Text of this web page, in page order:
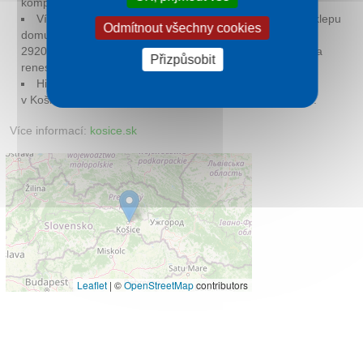
Více jak 250 let odpočívalzlatý pokladpod dlažbou sklepu
domu č. 68 na Hlavní ulici. Košický poklad tvoří komplex
2920 kusů zlatých mincí, většinu dukátů, tři zlaté medaile a
renesanční zlatý řetěz dlouhý 2,14 m.
Historické dokumenty hovoří, že už ve 13. století se
v Košicích pěstoval vinič a vyrábělo se tady
kvalitní víno.
Více informací: kosice.sk
Leaflet | ©OpenStreetMapcontributors
Odmítnout všechny cookies
Přizpůsobit